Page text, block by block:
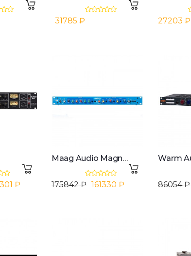
31785 ₽ 27203 ₽
₽
Maag Audio Magnum-k Compressor - 1 Channel
175842 ₽ 161330 ₽ 86054 ₽